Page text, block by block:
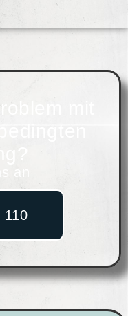
mit
an
110